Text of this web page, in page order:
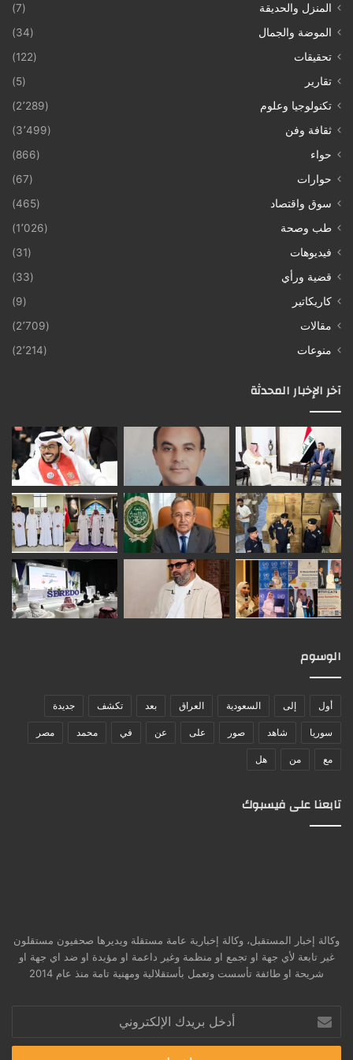
المنزل والحديقة
(7)
الموضة والجمال
(34)
تحقيقات
(122)
تقارير
(5)
تكنولوجيا وعلوم
(2٬289)
ثقافة وفن
(3٬499)
حواء
(866)
حوارات
(67)
سوق واقتصاد
(465)
طب وصحة
(1٬026)
فيديوهات
(31)
قضية ورأي
(33)
كاريكاتير
(9)
مقالات
(2٬709)
منوعات
(2٬214)
آخر الإخبار المحدثة
الوسوم
أول إلى السعودية العراق بعد تكشف جديدة
سوريا شاهد صور على عن في محمد مصر
مع من هل
تابعنا على فيسبوك
وكالة إخبار المستقبل، وكالة إخبارية عامة مستقلة ويديرها صحفيون مستقلون
غير تابعة لأي جهة او تجمع او منظمة وغير داعمة او مؤيدة او ضد اي جهة او
شريحة او طائفة تأسست وتعمل بأستقلالية ومهنية تامة منذ عام 2014
بريدك
الإلكتروني